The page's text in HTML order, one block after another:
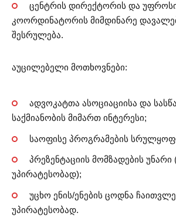
ცენტრის დირექტორის და
კოორდინატორის მიმდინარე
შესრულება.
აუცილებელი მოთხოვნები:
ადვოკატთა ასოციაციისა და
საქმიანობის მიმართ ინტერესი;
საოფისე პროგრამების
პრეზენტაციის მომზადების
უპირატესობად);
უცხო ენის/ენების ცოდნა
უპირატესობად.